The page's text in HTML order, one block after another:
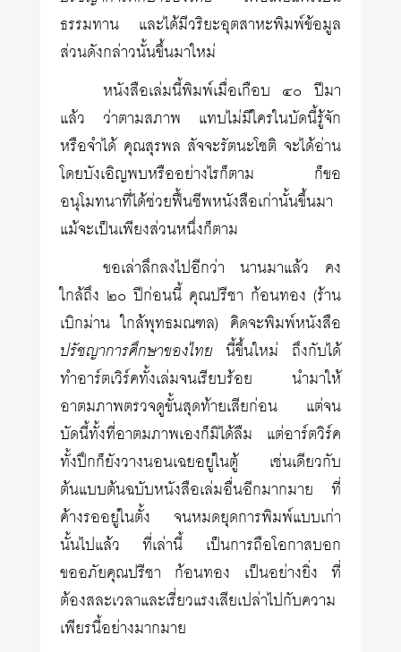
ธรรมทาน และได้มีวริยะอุตสาหะพิมพ์ข้อมูล
ส่วนดังกล่าวนั้นขึ้นมาใหม่
หนังสือเล่มนี้พิมพ์เมื่อเกือบ ๔๐ ปีมา
แล้ว ว่าตามสภาพ แทบไม่มีใครในบัดนี้รู้จัก
หรือจำได้ คุณสุรพล สัจจะรัตนะโชติ จะได้อ่าน
โดยบังเอิญพบหรืออย่างไรก็ตาม ก็ขอ
อนุโมทนาที่ได้ช่วยฟื้นชีพหนังสือเก่านั้นขึ้นมา
แม้จะเป็นเพียงส่วนหนึ่งก็ตาม
ขอเล่าลึกลงไปอีกว่า นานมาแล้ว คง
ใกล้ถึง ๒๐ ปีก่อนนี้ คุณปรีชา ก้อนทอง (ร้าน
เบิกม่าน ใกล้พุทธมณฑล) คิดจะพิมพ์หนังสือ
ปรัชญาการศึกษาของไทย นี้ขึ้นใหม่ ถึงกับได้
ทำอาร์ตเวิร์คทั้งเล่มจนเรียบร้อย นำมาให้
อาตมภาพตรวจดูขั้นสุดท้ายเสียก่อน แต่จน
บัดนี้ทั้งที่อาตมภาพเองก็มิได้ลืม แต่อาร์ตวิร์ค
ทั้งปึกก็ยังวางนอนเฉยอยู่ในตู้ เช่นเดียวกับ
ต้นแบบต้นฉบับหนังสือเล่มอื่นอีกมากมาย ที่
ค้างรออยู่ในตั้ง จนหมดยุดการพิมพ์แบบเก่า
นั้นไปแล้ว ที่เล่านี้ เป็นการถือโอกาสบอก
ขออภัยคุณปรีชา ก้อนทอง เป็นอย่างยิ่ง ที่
ต้องสละเวลาและเรี่ยวแรงเสียเปล่าไปกับความ
เพียรนี้อย่างมากมาย